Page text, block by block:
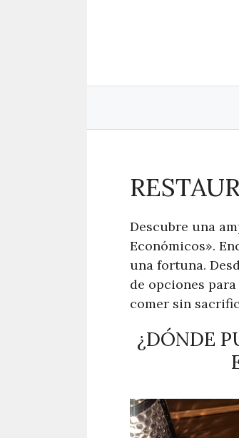
Descubre una
Económicos».
una fortuna.
de opciones
comer sin
¿DÓNDE